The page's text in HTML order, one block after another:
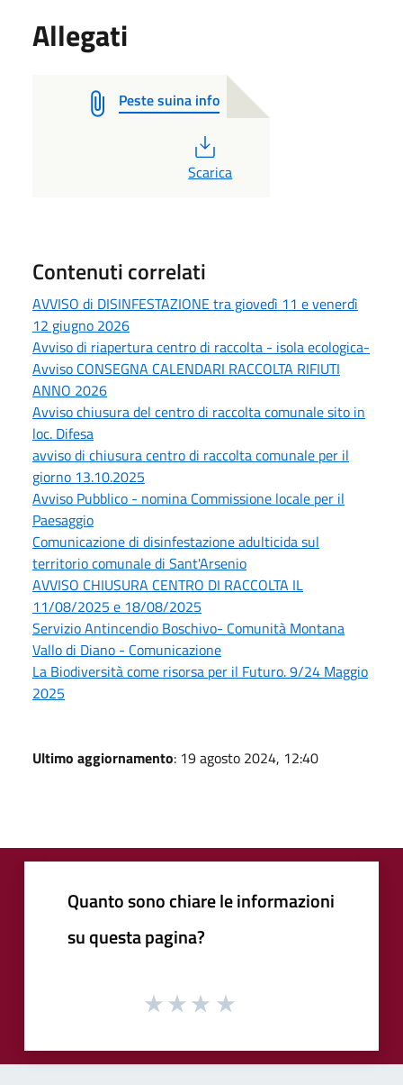
Allegati
Peste suina info
PDF
Scarica
Contenuti correlati
AVVISO di DISINFESTAZIONE tra giovedì 11 e venerdì
12 giugno 2026
Avviso di riapertura centro di raccolta - isola ecologica-
Avviso CONSEGNA CALENDARI RACCOLTA RIFIUTI
ANNO 2026
Avviso chiusura del centro di raccolta comunale sito in
loc. Difesa
avviso di chiusura centro di raccolta comunale per il
giorno 13.10.2025
Avviso Pubblico - nomina Commissione locale per il
Paesaggio
Comunicazione di disinfestazione adulticida sul
territorio comunale di Sant'Arsenio
AVVISO CHIUSURA CENTRO DI RACCOLTA IL
11/08/2025 e 18/08/2025
Servizio Antincendio Boschivo- Comunità Montana
Vallo di Diano - Comunicazione
La Biodiversità come risorsa per il Futuro. 9/24 Maggio
2025
Ultimo aggiornamento: 19 agosto 2024, 12:40
Quanto sono chiare le informazioni
su questa pagina?